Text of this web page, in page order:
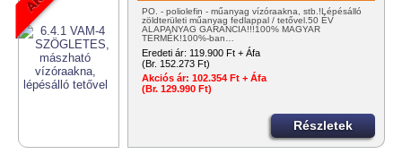
PO. - poliolefin - műanyag vízóraakna, stb.!Lépésálló
zöldterületi műanyag fedlappal / tetővel.50 ÉV
ALAPANYAG GARANCIA!!!100% MAGYAR
TERMÉK!100%-ban…
Eredeti ár: 119.900 Ft + Áfa
(Br. 152.273 Ft)
Akciós ár: 102.354 Ft + Áfa
(Br. 129.990 Ft)
Részletek